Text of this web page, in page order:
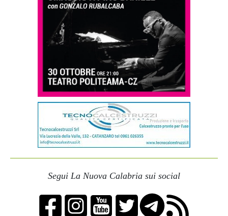
Segui La Nuova Calabria sui social